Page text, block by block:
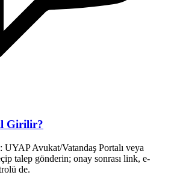
Girilir?
UYAP Avukat/Vatandaş Portalı veya
talep gönderin; onay sonrası link, e-
de.